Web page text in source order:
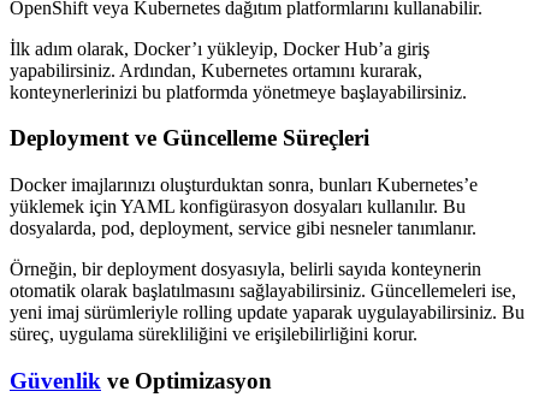
OpenShift veya Kubernetes dağıtım platformlarını kullanabilir.
İlk adım olarak, Docker’ı yükleyip, Docker Hub’a giriş
yapabilirsiniz. Ardından, Kubernetes ortamını kurarak,
konteynerlerinizi bu platformda yönetmeye başlayabilirsiniz.
Deployment ve Güncelleme Süreçleri
Docker imajlarınızı oluşturduktan sonra, bunları Kubernetes’e
yüklemek için YAML konfigürasyon dosyaları kullanılır. Bu
dosyalarda, pod, deployment, service gibi nesneler tanımlanır.
Örneğin, bir deployment dosyasıyla, belirli sayıda konteynerin
otomatik olarak başlatılmasını sağlayabilirsiniz. Güncellemeleri ise,
yeni imaj sürümleriyle rolling update yaparak uygulayabilirsiniz. Bu
süreç, uygulama sürekliliğini ve erişilebilirliğini korur.
Güvenlik ve Optimizasyon